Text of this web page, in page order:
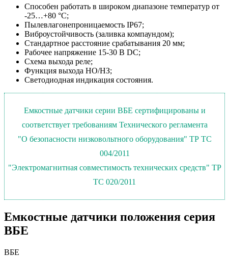
Способен работать в широком диапазоне температур от
-25…+80 °С;
Пылевлагонепроницаемость IP67;
Виброустойчивость (заливка компаундом);
Стандартное расстояние срабатывания 20 мм;
Рабочее напряжение 15-30 В DC;
Схема выхода реле;
Функция выхода НО/НЗ;
Светодиодная индикация состояния.
Емкостные датчики серии ВБЕ сертифицированы и
соответствует требованиям Технического регламента
"О безопасности низковольтного оборудования" ТР ТС
004/2011
"Электромагнитная совместимость технических средств" ТР
ТС 020/2011
Емкостные датчики положения серия
ВБЕ
ВБЕ